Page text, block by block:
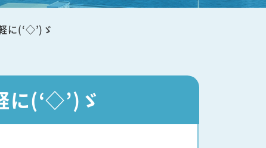
に(‘◇’)ゞ
に(‘◇’)ゞ